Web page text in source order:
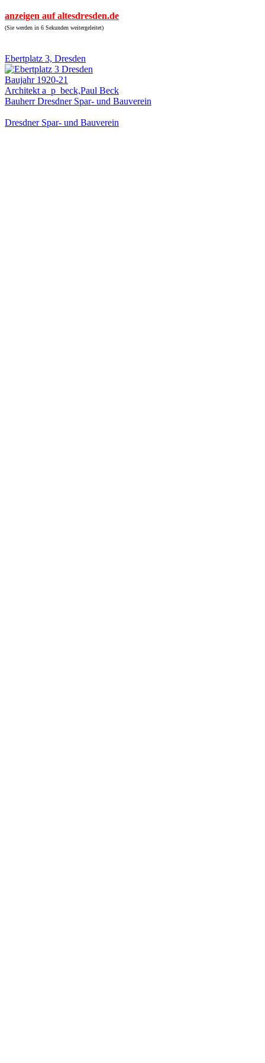
anzeigen auf altesdresden.de
(Sie werden in 6 Sekunden weitergeleitet)
Ebertplatz 3, Dresden
Baujahr 1920-21
Architekt a_p_beck,Paul Beck
Bauherr Dresdner Spar- und Bauverein
Dresdner Spar- und Bauverein